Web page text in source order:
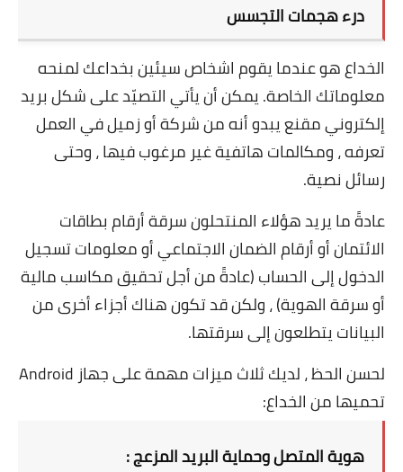
درء هجمات التجسس
الخداع هو عندما يقوم اشخاص سيئين بخداعك لمنحه
معلوماتك الخاصة. يمكن أن يأتي التصيّد على شكل بريد
إلكتروني مقنع يبدو أنه من شركة أو زميل في العمل
تعرفه ، ومكالمات هاتفية غير مرغوب فيها ، وحتى
رسائل نصية.
عادةً ما يريد هؤلاء المنتحلون سرقة أرقام بطاقات
الائتمان أو أرقام الضمان الاجتماعي أو معلومات تسجيل
الدخول إلى الحساب (عادةً من أجل تحقيق مكاسب مالية
أو سرقة الهوية) ، ولكن قد تكون هناك أجزاء أخرى من
البيانات يتطلعون إلى سرقتها.
لحسن الحظ ، لديك ثلاث ميزات مهمة على جهاز Android
تحميها من الخداع:
هوية المتصل وحماية البريد المزعج :